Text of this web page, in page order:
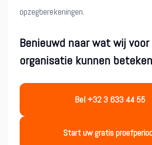
opzegberekeningen.
Benieuwd naar wat wij
organisatie kunnen
Bel +32 3 633 44 55
Start uw gratis